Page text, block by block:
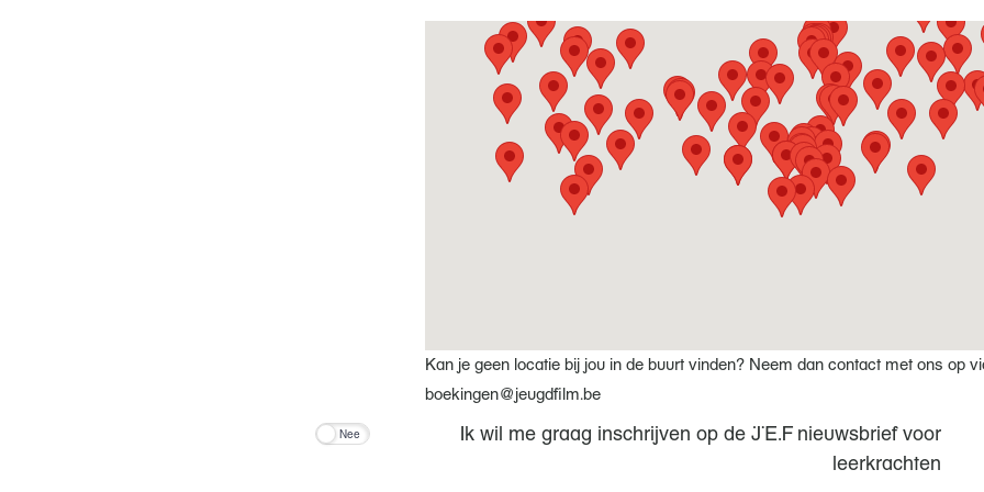
Kan je geen locatie bij jou in de buurt vinden? Neem dan contact met ons op
boekingen@jeugdfilm.be
Nee
Ik wil me graag inschrijven op de JEF nieuwsbrief voor
leerkrachten